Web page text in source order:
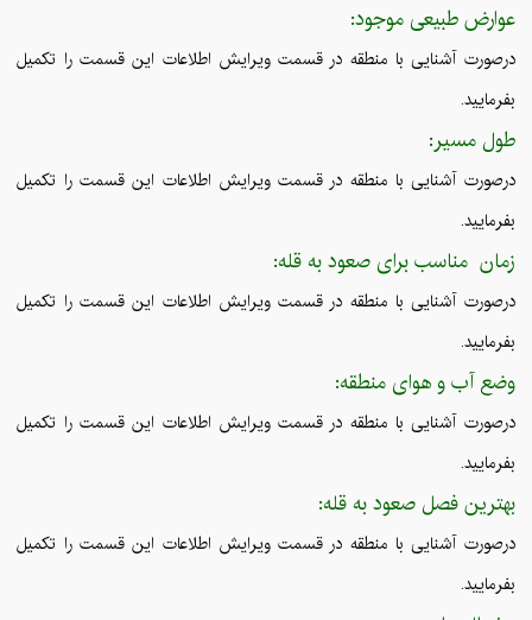
عوارض طبیعی موجود:
درصورت آشنایی با منطقه در قسمت ویرایش اطلاعات این قسمت را تکمیل
بفرمایید.
طول مسیر:
درصورت آشنایی با منطقه در قسمت ویرایش اطلاعات این قسمت را تکمیل
بفرمایید.
زمان مناسب برای صعود به قله:
درصورت آشنایی با منطقه در قسمت ویرایش اطلاعات این قسمت را تکمیل
بفرمایید.
وضع آب و هوای منطقه:
درصورت آشنایی با منطقه در قسمت ویرایش اطلاعات این قسمت را تکمیل
بفرمایید.
بهترین فصل صعود به قله:
درصورت آشنایی با منطقه در قسمت ویرایش اطلاعات این قسمت را تکمیل
بفرمایید.